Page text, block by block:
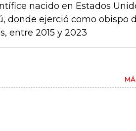
nacido en Estados
donde ejerció como obispo
entre 2015 y 2023